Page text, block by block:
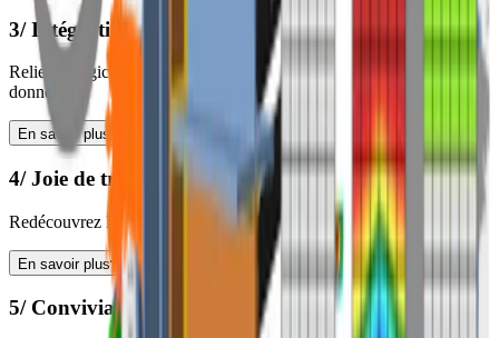
3/ Intégration
Reliez le logiciel avec BIM et éliminez la ressaisie manuelle des
données
En savoir plus
4/ Joie de travail
Redécouvrez la joie de vos tâches d'ingénierie en structure
En savoir plus
5/ Convivialité